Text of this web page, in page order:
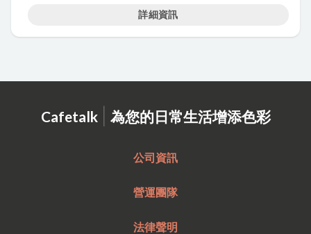
詳細資訊
Cafetalk | 為您的日常生活增添色彩
公司資訊
營運團隊
法律聲明